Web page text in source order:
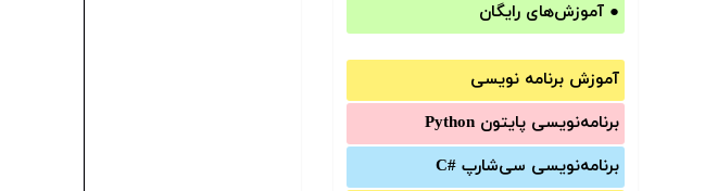
● آموزش‌های رایگان
آموزش برنامه نویسی
برنامه‌نویسی پایتون Python
برنامه‌‌نویسی سی‌شارپ C#‎